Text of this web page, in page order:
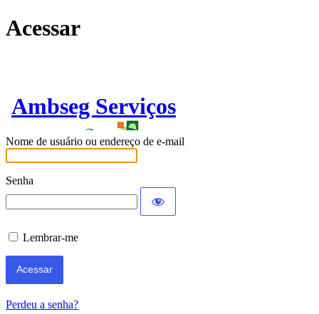
Acessar
Ambseg Serviços
Nome de usuário ou endereço de e-mail
Senha
Lembrar-me
Perdeu a senha?